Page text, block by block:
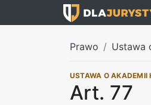
Prawo Ustawa
USTAWA O AKADEMII
Art. 77